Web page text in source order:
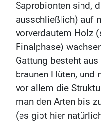
Saprobionten sind,
ausschließlich) auf
vorverdautem Holz
Finalphase)
Gattung besteht
braunen Hüten, und
vor allem die
man den Arten bis
(es gibt hier